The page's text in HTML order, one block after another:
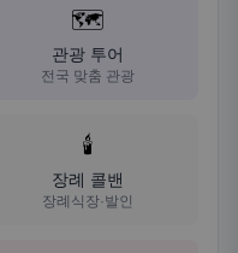
🗺️
관광 투어
전국 맞춤 관광
🕯️
장례 콜밴
장례식장·발인